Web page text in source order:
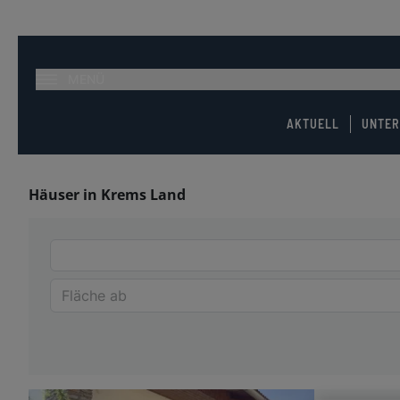
AKTUELL
Häuser in Krems Land